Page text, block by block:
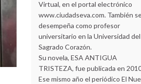
Virtual, en el portal electrónico
www.ciudadseva.com. También
desempeña como profesor
universitario en la Universidad del
Sagrado Corazón.
Su novela, ESA ANTIGUA
TRISTEZA, fue publicada en
Ese mismo año el periódico El